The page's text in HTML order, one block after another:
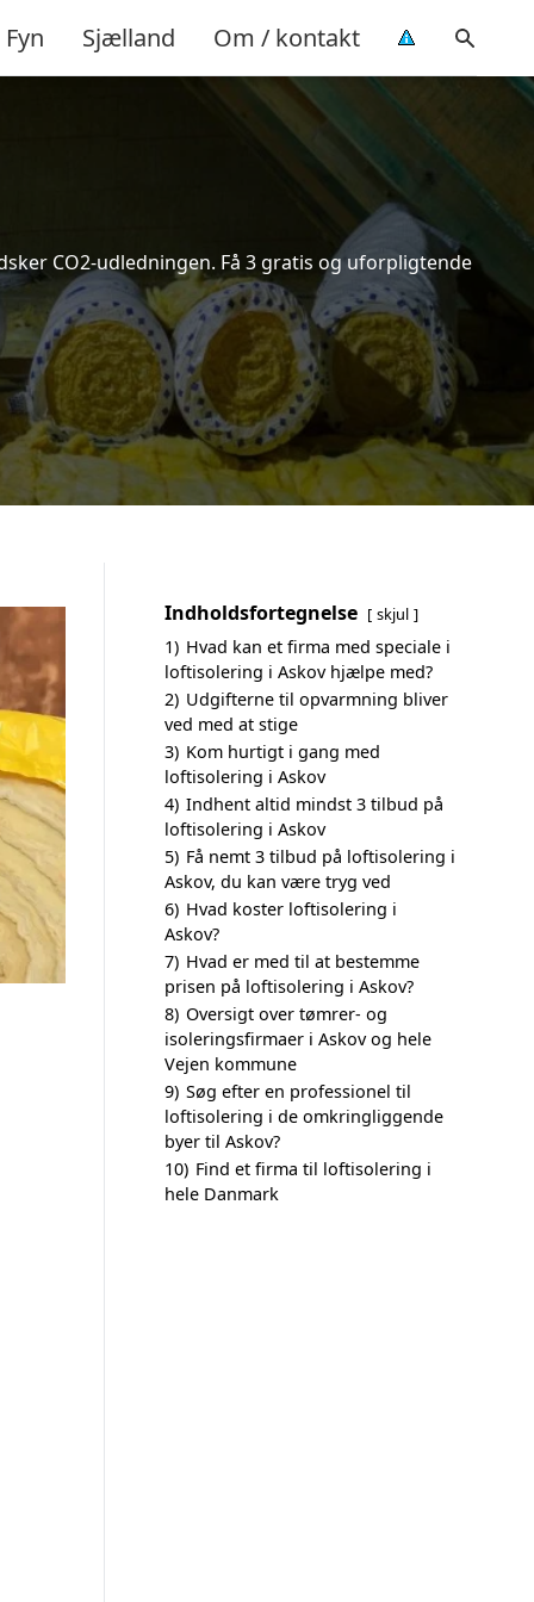
Fyn Sjælland Om / kontakt
CO2-udledningen. Få 3 gratis og uforpligtende
Indholdsfortegnelse skjul
1) Hvad kan et firma med speciale i
loftisolering i Askov hjælpe med?
2) Udgifterne til opvarmning bliver
ved med at stige
3) Kom hurtigt i gang med
loftisolering i Askov
4) Indhent altid mindst 3 tilbud på
loftisolering i Askov
5) Få nemt 3 tilbud på loftisolering i
Askov, du kan være tryg ved
6) Hvad koster loftisolering i
Askov?
7) Hvad er med til at bestemme
prisen på loftisolering i Askov?
8) Oversigt over tømrer- og
isoleringsfirmaer i Askov og hele
Vejen kommune
9) Søg efter en professionel til
loftisolering i de omkringliggende
byer til Askov?
10) Find et firma til loftisolering i
hele Danmark